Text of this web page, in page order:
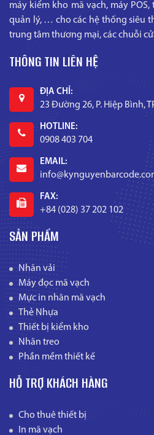
máy kiểm kho mã vạch, máy
quản lý, … cho các hệ thống siêu
trung tâm thương mại, các chuỗi
THÔNG TIN LIÊN HỆ
ĐỊA CHỈ:
23 Đường 26, P. Hiệp Bình,
HOTLINE:
0908 403 704
EMAIL:
FAX:
+84 (028) 37 202 102
SẢN PHẨM
Nhãn vải
Máy đọc mã vạch
Mực in nhãn mã vạch
Thẻ Nhựa
Thiết bị kiểm kho
Nhãn treo
Phần mềm thiết kế
HỖ TRỢ KHÁCH HÀNG
Cho thuê thiết bị
In mã vạch